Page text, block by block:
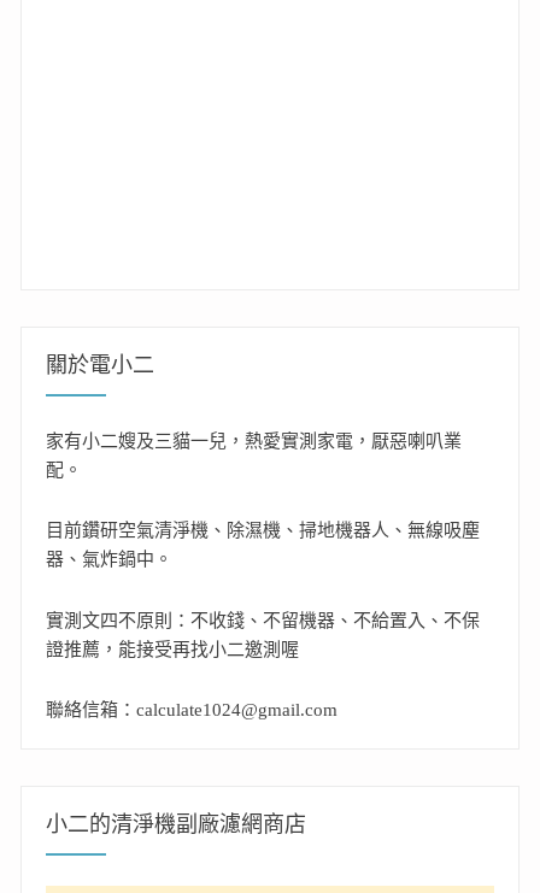
關於電小二
家有小二嫂及三貓一兒，熱愛實測家電，厭惡喇叭業
配。
目前鑽研空氣清淨機、除濕機、掃地機器人、無線吸塵
器、氣炸鍋中。
實測文四不原則：不收錢、不留機器、不給置入、不保
證推薦，能接受再找小二邀測喔
聯絡信箱：calculate1024@gmail.com
小二的清淨機副廠濾網商店